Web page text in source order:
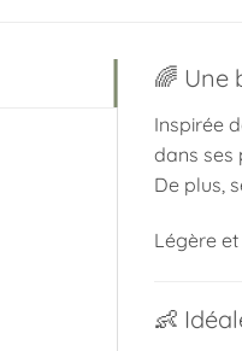
🌈 Une
Inspirée
dans ses
De plus,
Légère
👶